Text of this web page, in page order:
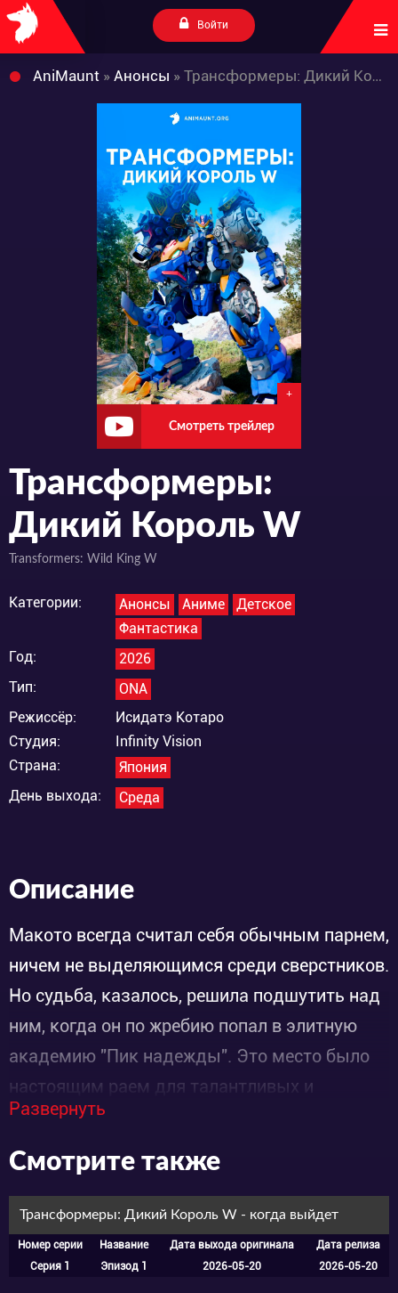
Войти
AniMaunt » Анонсы » Трансформеры: Дикий Король W
+
Смотреть трейлер
Трансформеры:
Дикий Король W
Transformers: Wild King W
Категории: Анонсы Аниме
Детское
Фантастика
Год:
2026
Тип:
ONA
Режиссёр:
Исидатэ Котаро
Студия:
Infinity Vision
Страна:
Япония
День выхода:
Среда
Описание
Макото всегда считал себя обычным парнем,
ничем не выделяющимся среди сверстников.
Но судьба, казалось, решила подшутить над
ним, когда он по жребию попал в элитную
академию "Пик надежды". Это место было
настоящим раем для талантливых и
амбициозных: спортсмены, актеры,
музыканты, даже отаку — все они
стремились к вершинам своих мечтаний.
Макото, в отличие от них, чувствовал себя
как рыба, выброшенная на берег. Он боялся,
что станет изгоем среди таких ярких
Развернуть
Смотрите также
Трансформеры: Дикий Король W - когда выйдет
Номер серии Название Дата выхода оригинала
Дата релиза
Серия 1
Эпизод 1 2026-05-20 2026-05-20